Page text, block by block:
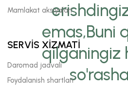
emas,Buni
qilganingiz
Mamlakat aksiyalari
SERVİS XİZMATİ
Daromad jadvali
Foydalanish shartlari